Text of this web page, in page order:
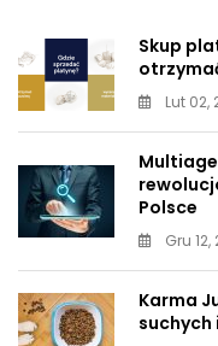
Skup
Lut 02,
Polsce
Gru 12,
Karma
suchych